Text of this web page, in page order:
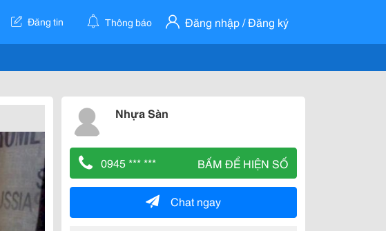
Đăng tin Thông báo Đăng nhập / Đăng ký
Nhựa Sàn
0945 *** *** BẤM ĐỂ HIỆN SỐ
Chat ngay